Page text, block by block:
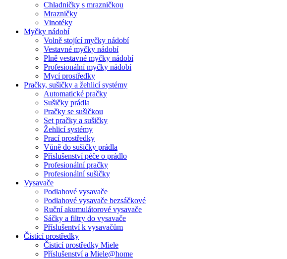
Chladničky s mrazničkou
Mrazničky
Vinotéky
Myčky nádobí
Volně stojící myčky nádobí
Vestavné myčky nádobí
Plně vestavné myčky nádobí
Profesionální myčky nádobí
Mycí prostředky
Pračky, sušičky a žehlicí systémy
Automatické pračky
Sušičky prádla
Pračky se sušičkou
Set pračky a sušičky
Žehlicí systémy
Prací prostředky
Vůně do sušičky prádla
Příslušenství péče o prádlo
Profesionální pračky
Profesionální sušičky
Vysavače
Podlahové vysavače
Podlahové vysavače bezsáčkové
Ruční akumulátorové vysavače
Sáčky a filtry do vysavače
Příslušentví k vysavačům
Čistící prostředky
Čisticí prostředky Miele
Příslušenství a Miele@home